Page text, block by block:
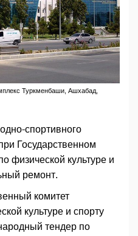
Туркменбаши, Ашхабад,
спортивного
Государственном
физической культуре и
ремонт.
комитет
культуре и спорту
тендер по